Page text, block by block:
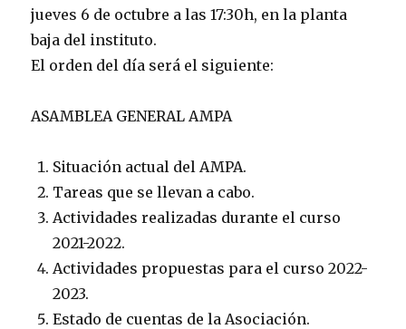
jueves 6 de octubre a las 17:30h, en la planta
baja del instituto.
El orden del día será el siguiente:
ASAMBLEA GENERAL AMPA
Situación actual del AMPA.
Tareas que se llevan a cabo.
Actividades realizadas durante el curso
2021-2022.
Actividades propuestas para el curso 2022-
2023.
Estado de cuentas de la Asociación.